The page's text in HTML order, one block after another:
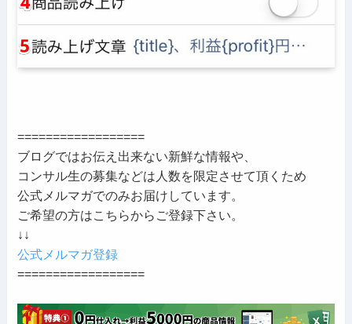
==================
ブログではお伝え出来ない新鮮な情報や、
コンサル生の募集などは人数を限定させて頂くため
公式メルマガでのみお届けしています。
ご希望の方はこちらからご登録下さい。
↓↓
公式メルマガ登録
==================